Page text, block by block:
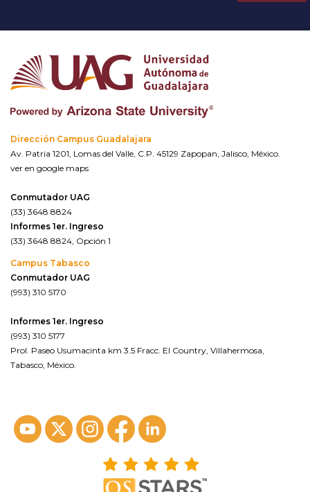
Dirección Campus Guadalajara
Av. Patria 1201, Lomas del Valle, C.P. 45129 Zapopan, Jalisco, México.
ver en google maps
Conmutador UAG
(33) 3648 8824
Informes 1er. Ingreso
(33) 3648 8824, Opción 1
Campus Tabasco
Conmutador UAG
(993) 310 5170
Informes 1er. Ingreso
(993) 310 5177
Prol. Paseo Usumacinta km 3.5 Fracc. El Country, Villahermosa,
Tabasco, México.